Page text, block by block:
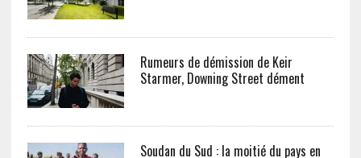
Rumeurs de démission de Keir
Starmer, Downing Street dément
Soudan du Sud : la moitié du pays en